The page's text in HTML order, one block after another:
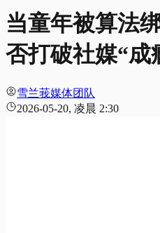
当童年被算法
否打破社媒“成
雪兰莪媒体团队
2026-05-20, 凌晨 2:30